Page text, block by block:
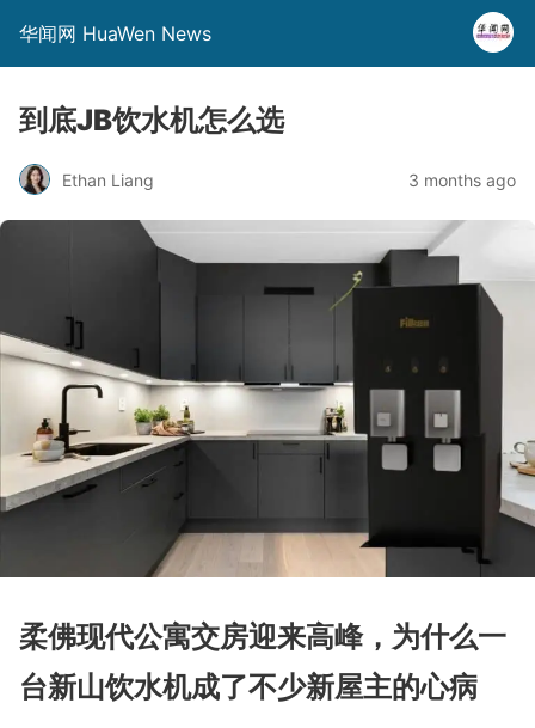
华闻网 HuaWen News
到底JB饮水机怎么选
Ethan Liang 3 months ago
柔佛现代公寓交房迎来高峰，为什么一
台新山饮水机成了不少新屋主的心病